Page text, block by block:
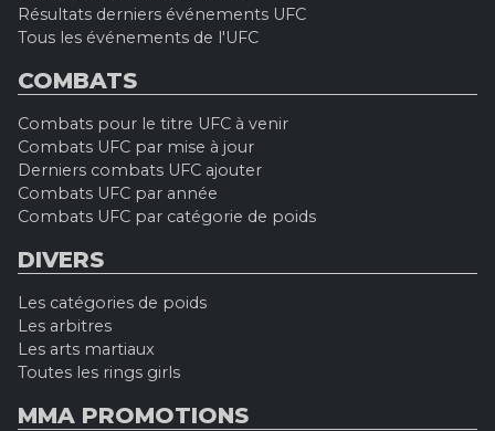
Résultats derniers événements UFC
Tous les événements de l'UFC
COMBATS
Combats pour le titre UFC à venir
Combats UFC par mise à jour
Derniers combats UFC ajouter
Combats UFC par année
Combats UFC par catégorie de poids
DIVERS
Les catégories de poids
Les arbitres
Les arts martiaux
Toutes les rings girls
MMA PROMOTIONS